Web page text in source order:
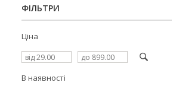
ФІЛЬТРИ
Ціна
В наявності